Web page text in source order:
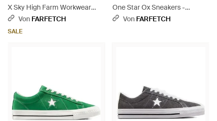
X Sky High Farm Workwear
One Star Pro Sneakers - Weiß
Von FARFETCH
SALE
One Star Ox Sneakers -
Schwarz
Von FARFETCH